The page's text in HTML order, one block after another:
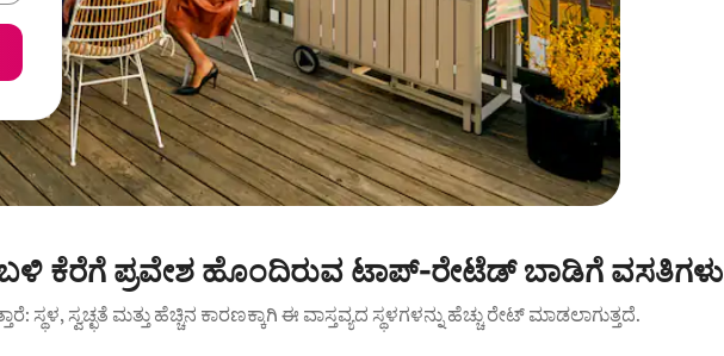
ಕೆರೆಗೆ ಪ್ರವೇಶ ಹೊಂದಿರುವ ಟಾಪ್-ರೇಟೆಡ್ ಬಾಡಿಗೆ ವಸತಿಗಳು
ಸ್ಥಳ, ಸ್ವಚ್ಛತೆ ಮತ್ತು ಹೆಚ್ಚಿನ ಕಾರಣಕ್ಕಾಗಿ ಈ ವಾಸ್ತವ್ಯದ ಸ್ಥಳಗಳನ್ನು ಹೆಚ್ಚು ರೇಟ್ ಮಾಡಲಾಗುತ್ತದೆ.